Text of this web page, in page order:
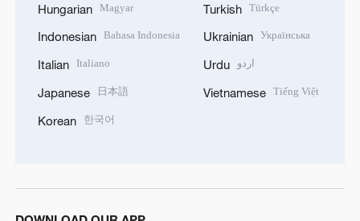
Hungarian Magyar
Indonesian Bahasa Indonesia
Italian Italiano
Japanese 日本語
Korean 한국어
Turkish Türkçe
Ukrainian Українська
Urdu اردو
Vietnamese Tiếng Việt